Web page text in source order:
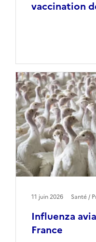
vaccination
Influenza
France
11 juin 2026 Santé /